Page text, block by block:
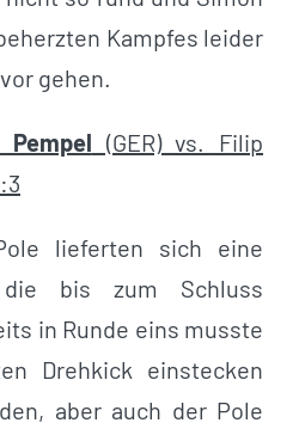
Kampfes leider
gehen.
Pempel (GER) vs. Filip
lieferten sich eine
die bis zum Schluss
in Runde eins musste
Drehkick einstecken
aber auch der Pole